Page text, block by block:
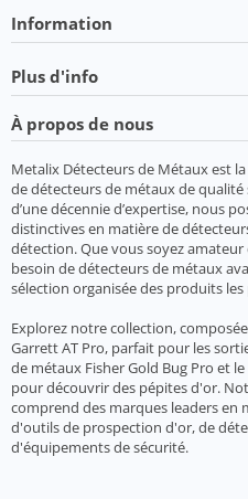
Information
Plus d'info
À propos de nous
Metalix Détecteurs de Métaux est
de détecteurs de métaux de
d’une décennie d’expertise, nous
distinctives en matière de
détection. Que vous soyez
besoin de détecteurs de métaux
sélection organisée des produits
Explorez notre collection,
Garrett AT Pro, parfait pour les
de métaux Fisher Gold Bug Pro et
pour découvrir des pépites d'or.
comprend des marques leaders en
d'outils de prospection d'or, de
d'équipements de sécurité.